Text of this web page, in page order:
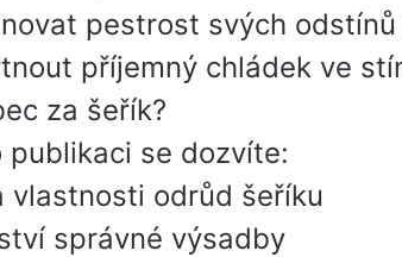
pestrost svých
příjemný chládek ve
za šeřík?
publikaci se dozvíte:
vlastnosti odrůd šeříku
správné výsadby